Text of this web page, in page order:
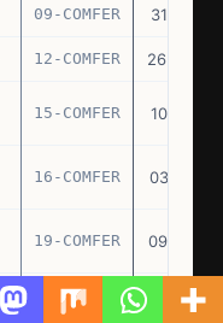
09-COMFER 31.07.74
12-COMFER 26.09.74
15-COMFER 10.10.74
16-COMFER 03.12.74
19-COMFER 09.01.75
10-COMFER 21.03.75